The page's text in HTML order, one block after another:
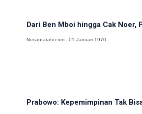
Dari Ben Mboi hingga Cak Noer,
Nusantaratv.com - 01 Januari 1970
Prabowo: Kepemimpinan Tak